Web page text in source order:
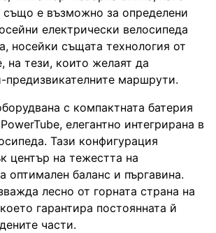
също е възможно за определени
електрически велосипеда
носейки същата технология от
на тези, които желаят да
предизвикателните маршрути.
с компактната батерия
елегантно интегрирана в
Тази конфигурация
център на тежестта на
оптимален баланс и пъргавина.
лесно от горната страна на
гарантира постоянната й
части.